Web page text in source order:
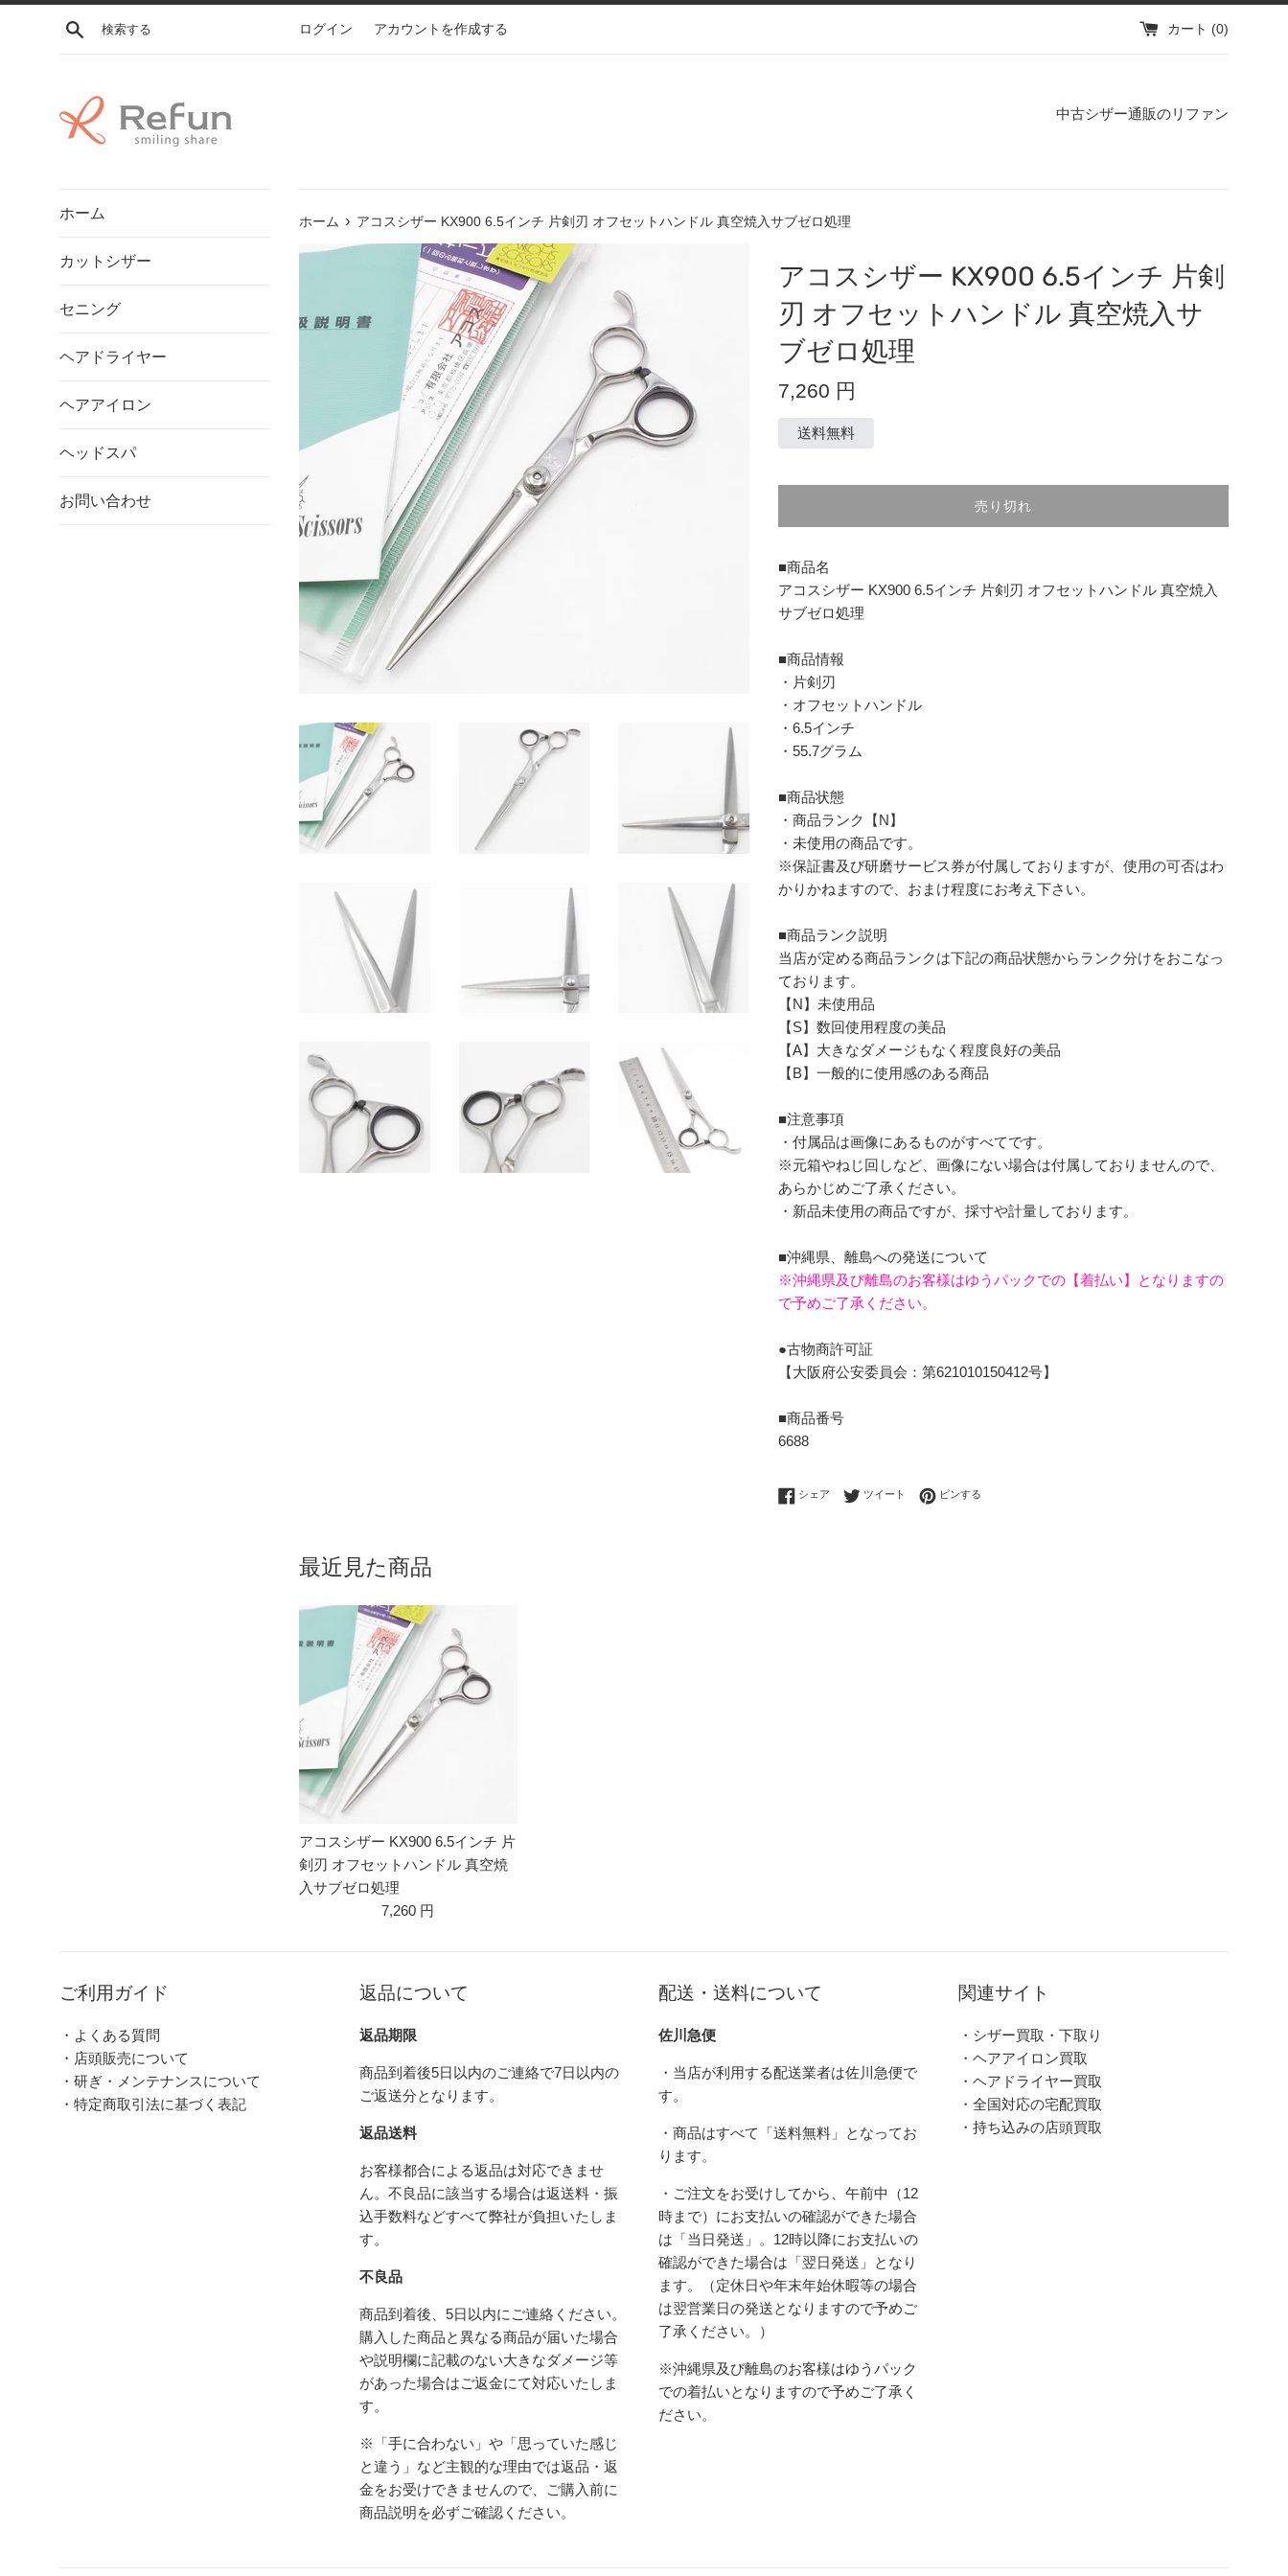
コ
検索する ログイン アカウントを作成する カート (0)
中古シザー通販のリファン
ホーム
カットシザー
セニング
ヘアドライヤー
ヘアアイロン
ヘッドスパ
お問い合わせ
ホーム › アコスシザー KX900 6.5インチ 片剣刃 オフセットハンドル 真空焼入サブゼロ処理
アコスシザー KX900 6.5インチ 片剣
刃 オフセットハンドル 真空焼入サ
ブゼロ処理
通
格
7,260 円
送料無料
売り切れ
■商品名
アコスシザー KX900 6.5インチ 片剣刃 オフセットハンドル 真空焼入
サブゼロ処理
■商品情報
・片剣刃
・オフセットハンドル
・6.5インチ
・55.7グラム
■商品状態
・商品ランク【N】
・未使用の商品です。
※保証書及び研磨サービス券が付属しておりますが、使用の可否はわ
かりかねますので、おまけ程度にお考え下さい。
■商品ランク説明
当店が定める商品ランクは下記の商品状態からランク分けをおこなっ
ております。
【N】未使用品
【S】数回使用程度の美品
【A】大きなダメージもなく程度良好の美品
【B】一般的に使用感のある商品
■注意事項
・付属品は画像にあるものがすべてです。
※元箱やねじ回しなど、画像にない場合は付属しておりませんので、
あらかじめご了承ください。
・新品未使用の商品ですが、採寸や計量しております。
■沖縄県、離島への発送について
※沖縄県及び離島のお客様はゆうパックでの【着払い】となりますの
で予めご了承ください。
●古物商許可証
【大阪府公安委員会：第621010150412号】
■商品番号
6688
シェア Facebookでシェアする
ツイート Twitterに投稿する
ピンする
最近見た商品
アコスシザー KX900 6.5インチ 片
剣刃 オフセットハンドル 真空焼
入サブゼロ処理
7,260 円
ご利用ガイド
・よくある質問
・店頭販売について
・研ぎ・メンテナンスについて
・特定商取引法に基づく表記
返品について
返品期限
商品到着後5日以内のご連絡で7日以内の
ご返送分となります。
返品送料
お客様都合による返品は対応できませ
ん。不良品に該当する場合は返送料・振
込手数料などすべて弊社が負担いたしま
す。
不良品
商品到着後、5日以内にご連絡ください。
購入した商品と異なる商品が届いた場合
や説明欄に記載のない大きなダメージ等
があった場合はご返金にて対応いたしま
す。
※「手に合わない」や「思っていた感じ
と違う」など主観的な理由では返品・返
金をお受けできませんので、ご購入前に
商品説明を必ずご確認ください。
配送・送料について
佐川急便
・当店が利用する配送業者は佐川急便で
す。
・商品はすべて「送料無料」となってお
ります。
・ご注文をお受けしてから、午前中（12
時まで）にお支払いの確認ができた場合
は「当日発送」。12時以降にお支払いの
確認ができた場合は「翌日発送」となり
ます。（定休日や年末年始休暇等の場合
は翌営業日の発送となりますので予めご
了承ください。）
※沖縄県及び離島のお客様はゆうパック
での着払いとなりますので予めご了承く
ださい。
関連サイト
・シザー買取・下取り
・ヘアアイロン買取
・ヘアドライヤー買取
・全国対応の宅配買取
・持ち込みの店頭買取